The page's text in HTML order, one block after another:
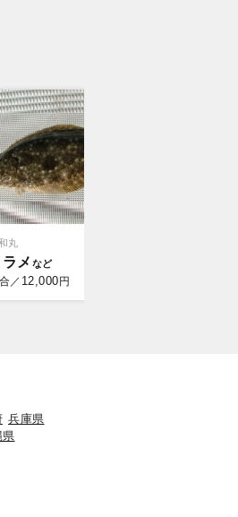
丸
ラメ
／ 12,000 円
兵庫県
県